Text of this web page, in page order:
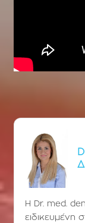
Η Dr. med.
ειδικευμένη